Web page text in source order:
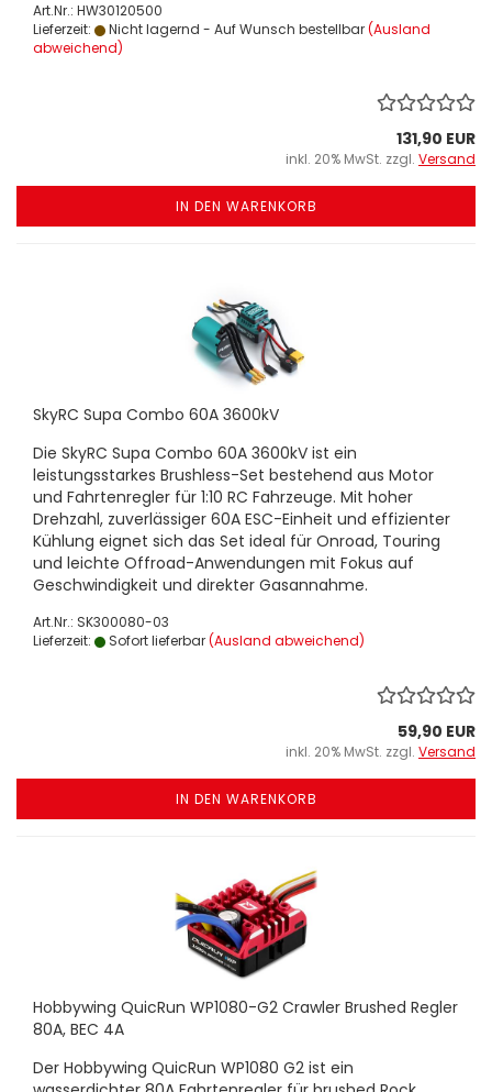
Art.Nr.: HW30120500
Lieferzeit:
Nicht lagernd - Auf Wunsch bestellbar(Ausland
abweichend)
131,90 EUR
inkl. 20% MwSt. zzgl. Versand
IN DEN WARENKORB
SkyRC Supa Combo 60A 3600kV
Die SkyRC Supa Combo 60A 3600kV ist ein
leistungsstarkes Brushless-Set bestehend aus Motor
und Fahrtenregler für 1:10 RC Fahrzeuge. Mit hoher
Drehzahl, zuverlässiger 60A ESC-Einheit und effizienter
Kühlung eignet sich das Set ideal für Onroad, Touring
und leichte Offroad-Anwendungen mit Fokus auf
Geschwindigkeit und direkter Gasannahme.
Art.Nr.: SK300080-03
Lieferzeit:
Sofort lieferbar(Ausland abweichend)
59,90 EUR
inkl. 20% MwSt. zzgl. Versand
IN DEN WARENKORB
Hobbywing QuicRun WP1080-G2 Crawler Brushed Regler
80A, BEC 4A
Der Hobbywing QuicRun WP1080 G2 ist ein